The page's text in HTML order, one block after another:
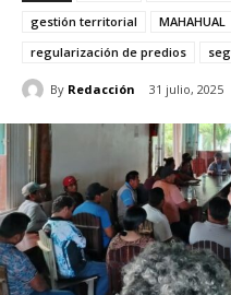
gestión territorial
MAHAHUAL
regularización de predios
By Redacción 31 julio, 2025